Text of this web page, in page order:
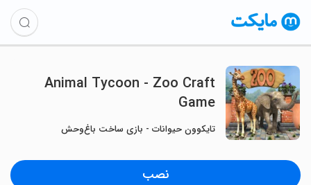
Animal Tycoon - Zoo Craft
Game
تایکوون حیوانات - بازی ساخت باغ‌وحش
نصب